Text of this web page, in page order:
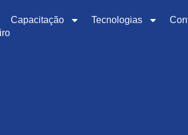
Capacitação Tecnologias